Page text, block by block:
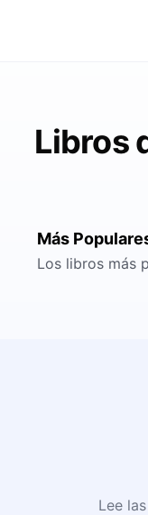
Libros
Más
Los libros más
Lee